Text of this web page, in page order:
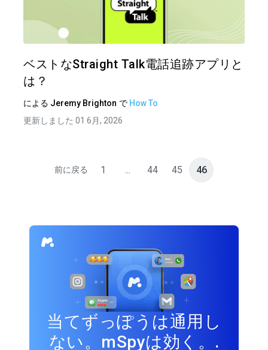
ベストなStraight Talk電話追跡アプリと
は？
による Jeremy Brighton で How To
更新しました 01 6月, 2026
前に戻る 1 ... 44 45 46
当てずっぽうは通用し
ない。mSpyは効く。.